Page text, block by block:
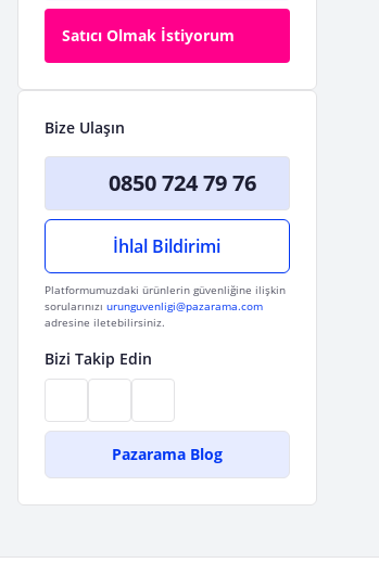
Satıcı Olmak İstiyorum
Bize Ulaşın
0850 724 79 76
İhlal Bildirimi
Platformumuzdaki ürünlerin güvenliğine ilişkin
sorularınızı urunguvenligi@pazarama.com
adresine iletebilirsiniz.
Bizi Takip Edin
Pazarama Blog